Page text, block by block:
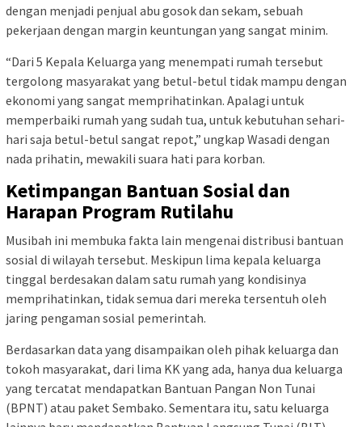
dengan menjadi penjual abu gosok dan sekam, sebuah
pekerjaan dengan margin keuntungan yang sangat minim.
“Dari 5 Kepala Keluarga yang menempati rumah tersebut
tergolong masyarakat yang betul-betul tidak mampu dengan
ekonomi yang sangat memprihatinkan. Apalagi untuk
memperbaiki rumah yang sudah tua, untuk kebutuhan sehari-
hari saja betul-betul sangat repot,” ungkap Wasadi dengan
nada prihatin, mewakili suara hati para korban.
Ketimpangan Bantuan Sosial dan
Harapan Program Rutilahu
Musibah ini membuka fakta lain mengenai distribusi bantuan
sosial di wilayah tersebut. Meskipun lima kepala keluarga
tinggal berdesakan dalam satu rumah yang kondisinya
memprihatinkan, tidak semua dari mereka tersentuh oleh
jaring pengaman sosial pemerintah.
Berdasarkan data yang disampaikan oleh pihak keluarga dan
tokoh masyarakat, dari lima KK yang ada, hanya dua keluarga
yang tercatat mendapatkan Bantuan Pangan Non Tunai
(BPNT) atau paket Sembako. Sementara itu, satu keluarga